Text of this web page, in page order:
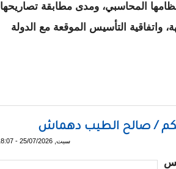
بغية التدقيق في صدقية نظامها المحاسبي، ومدى مطابقة تصاريحها
واتفاقية التأسيس الموقعة مع الدولة
فاتورة غياب الشفافية؟
/ صالح الطيب دهماش
سبت, 25/07/2026 - 18:07